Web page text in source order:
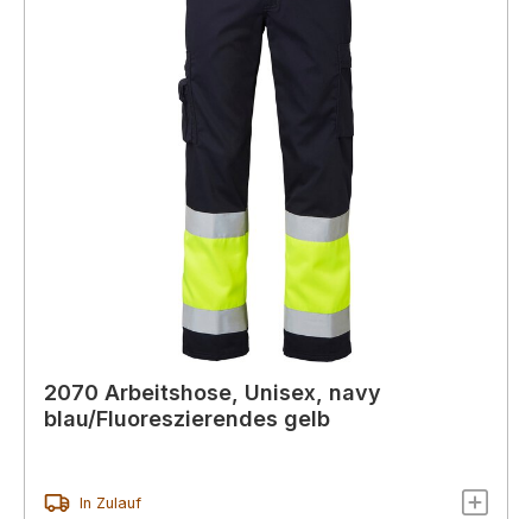
2070 Arbeitshose, Unisex, navy
blau/Fluoreszierendes gelb
In Zulauf